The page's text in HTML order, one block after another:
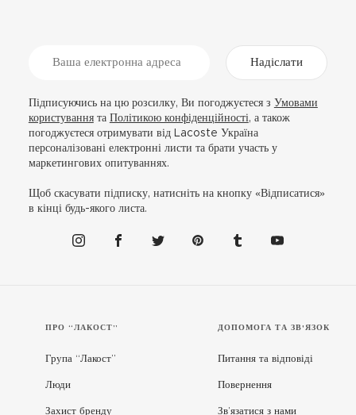
Надіслати
Підписуючись на цю розсилку, Ви погоджуєтеся з Умовами
користуваннята Політикою конфіденційності, а також
погоджуєтеся отримувати від Lacoste Україна
персоналізовані електронні листи та брати участь у
маркетингових опитуваннях.
Щоб скасувати підписку, натисніть на кнопку «Відписатися»
в кінці будь-якого листа.
ПРО “ЛАКОСТ”
Група “Лакост”
Люди
Захист бренду
ДОПОМОГА ТА ЗВ'ЯЗОК
Питання та відповіді
Повернення
Зв’язатися з нами